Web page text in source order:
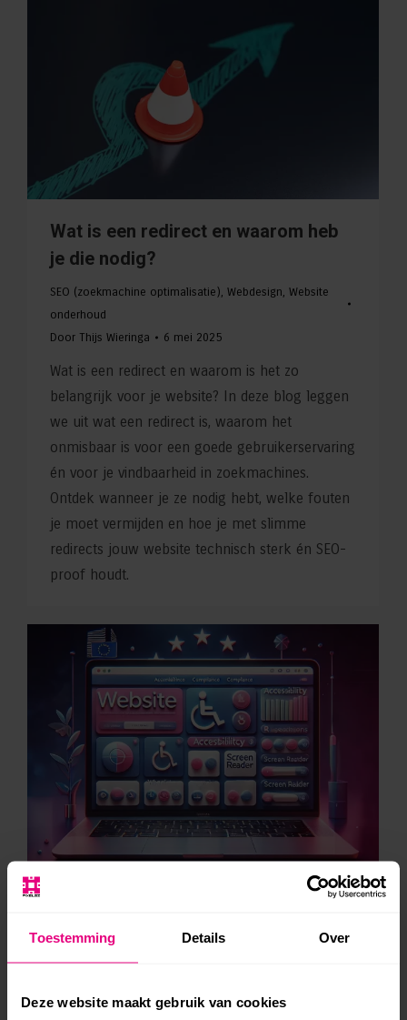
Toestemming Details Over
Deze website maakt gebruik van cookies
Wat is een redirect en waarom heb
je die nodig?
SEO (zoekmachine optimalisatie), Webdesign, Website
onderhoud
Door Thijs Wieringa 6 mei 2025
Wat is een redirect en waarom is het zo
belangrijk voor je website? In deze blog leggen
we uit wat een redirect is, waarom het
onmisbaar is voor een goede gebruikerservaring
én voor je vindbaarheid in zoekmachines.
Ontdek wanneer je ze nodig hebt, welke fouten
je moet vermijden en hoe je met slimme
redirects jouw website technisch sterk én SEO-
proof houdt.
European Accessibility Act 2025!
In juni 2025 gaat de European Accessibility Act